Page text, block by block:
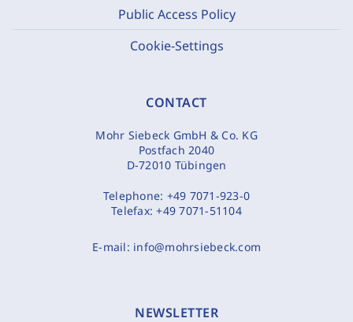
Public Access Policy
Cookie-Settings
CONTACT
Mohr Siebeck GmbH & Co. KG
Postfach 2040
D-72010 Tübingen
Telephone: +49 7071-923-0
Telefax:+49 7071-51104
E-mail: info@mohrsiebeck.com
NEWSLETTER